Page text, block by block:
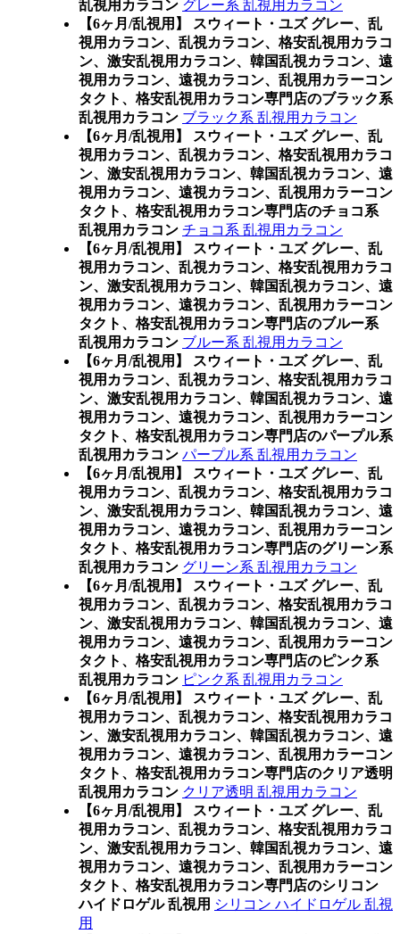
乱視用カラコン グレー系 乱視用カラコン
【6ヶ月/乱視用】 スウィート・ユズ グレー、乱
視用カラコン、乱視カラコン、格安乱視用カラコ
ン、激安乱視用カラコン、韓国乱視カラコン、遠
視用カラコン、遠視カラコン、乱視用カラーコン
タクト、格安乱視用カラコン専門店のブラック系
乱視用カラコン ブラック系 乱視用カラコン
【6ヶ月/乱視用】 スウィート・ユズ グレー、乱
視用カラコン、乱視カラコン、格安乱視用カラコ
ン、激安乱視用カラコン、韓国乱視カラコン、遠
視用カラコン、遠視カラコン、乱視用カラーコン
タクト、格安乱視用カラコン専門店のチョコ系
乱視用カラコン チョコ系 乱視用カラコン
【6ヶ月/乱視用】 スウィート・ユズ グレー、乱
視用カラコン、乱視カラコン、格安乱視用カラコ
ン、激安乱視用カラコン、韓国乱視カラコン、遠
視用カラコン、遠視カラコン、乱視用カラーコン
タクト、格安乱視用カラコン専門店のブルー系
乱視用カラコン ブルー系 乱視用カラコン
【6ヶ月/乱視用】 スウィート・ユズ グレー、乱
視用カラコン、乱視カラコン、格安乱視用カラコ
ン、激安乱視用カラコン、韓国乱視カラコン、遠
視用カラコン、遠視カラコン、乱視用カラーコン
タクト、格安乱視用カラコン専門店のパープル系
乱視用カラコン パープル系 乱視用カラコン
【6ヶ月/乱視用】 スウィート・ユズ グレー、乱
視用カラコン、乱視カラコン、格安乱視用カラコ
ン、激安乱視用カラコン、韓国乱視カラコン、遠
視用カラコン、遠視カラコン、乱視用カラーコン
タクト、格安乱視用カラコン専門店のグリーン系
乱視用カラコン グリーン系 乱視用カラコン
【6ヶ月/乱視用】 スウィート・ユズ グレー、乱
視用カラコン、乱視カラコン、格安乱視用カラコ
ン、激安乱視用カラコン、韓国乱視カラコン、遠
視用カラコン、遠視カラコン、乱視用カラーコン
タクト、格安乱視用カラコン専門店のピンク系
乱視用カラコン ピンク系 乱視用カラコン
【6ヶ月/乱視用】 スウィート・ユズ グレー、乱
視用カラコン、乱視カラコン、格安乱視用カラコ
ン、激安乱視用カラコン、韓国乱視カラコン、遠
視用カラコン、遠視カラコン、乱視用カラーコン
タクト、格安乱視用カラコン専門店のクリア透明
乱視用カラコン クリア透明 乱視用カラコン
【6ヶ月/乱視用】 スウィート・ユズ グレー、乱
視用カラコン、乱視カラコン、格安乱視用カラコ
ン、激安乱視用カラコン、韓国乱視カラコン、遠
視用カラコン、遠視カラコン、乱視用カラーコン
タクト、格安乱視用カラコン専門店のシリコン
ハイドロゲル 乱視用 シリコン ハイドロゲル 乱視
用